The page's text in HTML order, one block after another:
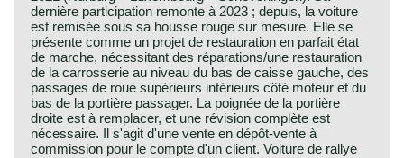
dernière participation remonte à 2023 ; depuis, la voiture
est remisée sous sa housse rouge sur mesure. Elle se
présente comme un projet de restauration en parfait état
de marche, nécessitant des réparations/une restauration
de la carrosserie au niveau du bas de caisse gauche, des
passages de roue supérieurs intérieurs côté moteur et du
bas de la portière passager. La poignée de la portière
droite est à remplacer, et une révision complète est
nécessaire. Il s'agit d'une vente en dépôt-vente à
commission pour le compte d'un client. Voiture de rallye